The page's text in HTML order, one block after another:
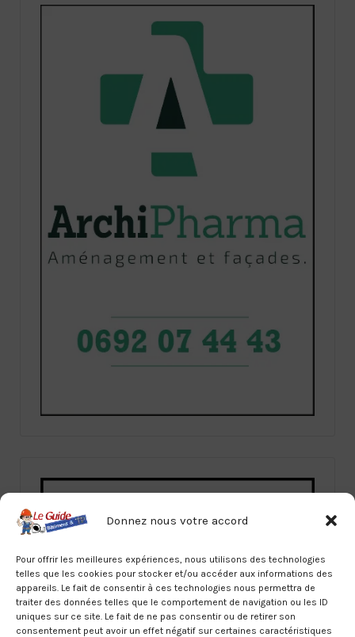
Donnez nous votre accord
Pour offrir les meilleures expériences, nous utilisons des technologies
telles que les cookies pour stocker et/ou accéder aux informations des
appareils. Le fait de consentir à ces technologies nous permettra de
traiter des données telles que le comportement de navigation ou les ID
uniques sur ce site. Le fait de ne pas consentir ou de retirer son
consentement peut avoir un effet négatif sur certaines caractéristiques